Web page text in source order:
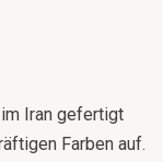
Iran gefertigt
Farben auf.